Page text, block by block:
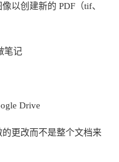
以创建新的 PDF（tif、
笔记
Drive
更改而不是整个文档来